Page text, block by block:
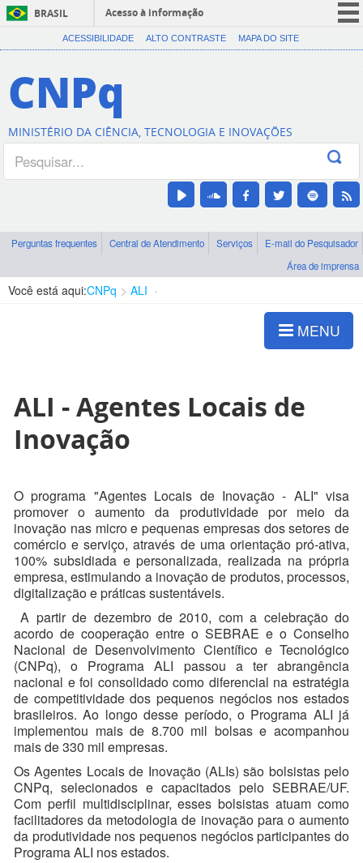
BRASIL
Acesso à informação
CORONAVÍRUS (COVID-19)
Canais
ACESSIBILIDADE ALTO CONTRASTE MAPA DO SITE
CNPq
MINISTÉRIO DA CIÊNCIA, TECNOLOGIA E INOVAÇÕES
Perguntas frequentes Central de Atendimento Serviços
E-mail do Pesquisador
Área de imprensa
Você está aqui:CNPq ALI
MENU
ALI - Agentes Locais de
Inovação
O programa "Agentes Locais de Inovação - ALI" visa
promover o aumento da produtividade por meio da
inovação nas micro e pequenas empresas dos setores de
comércio e serviço, através de uma orientação pró-ativa,
100% subsidiada e personalizada, realizada na própria
empresa, estimulando a inovação de produtos, processos,
digitalização e práticas sustentáveis.
A partir de dezembro de 2010, com a celebração do
acordo de cooperação entre o SEBRAE e o Conselho
Nacional de Desenvolvimento Científico e Tecnológico
(CNPq), o Programa ALI passou a ter abrangência
nacional e foi consolidado como diferencial na estratégia
de competitividade dos pequenos negócios nos estados
brasileiros. Ao longo desse período, o Programa ALI já
implementou mais de 8.700 mil bolsas e acompanhou
mais de 330 mil empresas.
Os Agentes Locais de Inovação (ALIs) são bolsistas pelo
CNPq, selecionados e capacitados pelo SEBRAE/UF.
Com perfil multidisciplinar, esses bolsistas atuam como
facilitadores da metodologia de inovação para o aumento
da produtividade nos pequenos negócios participantes do
Programa ALI nos estados.